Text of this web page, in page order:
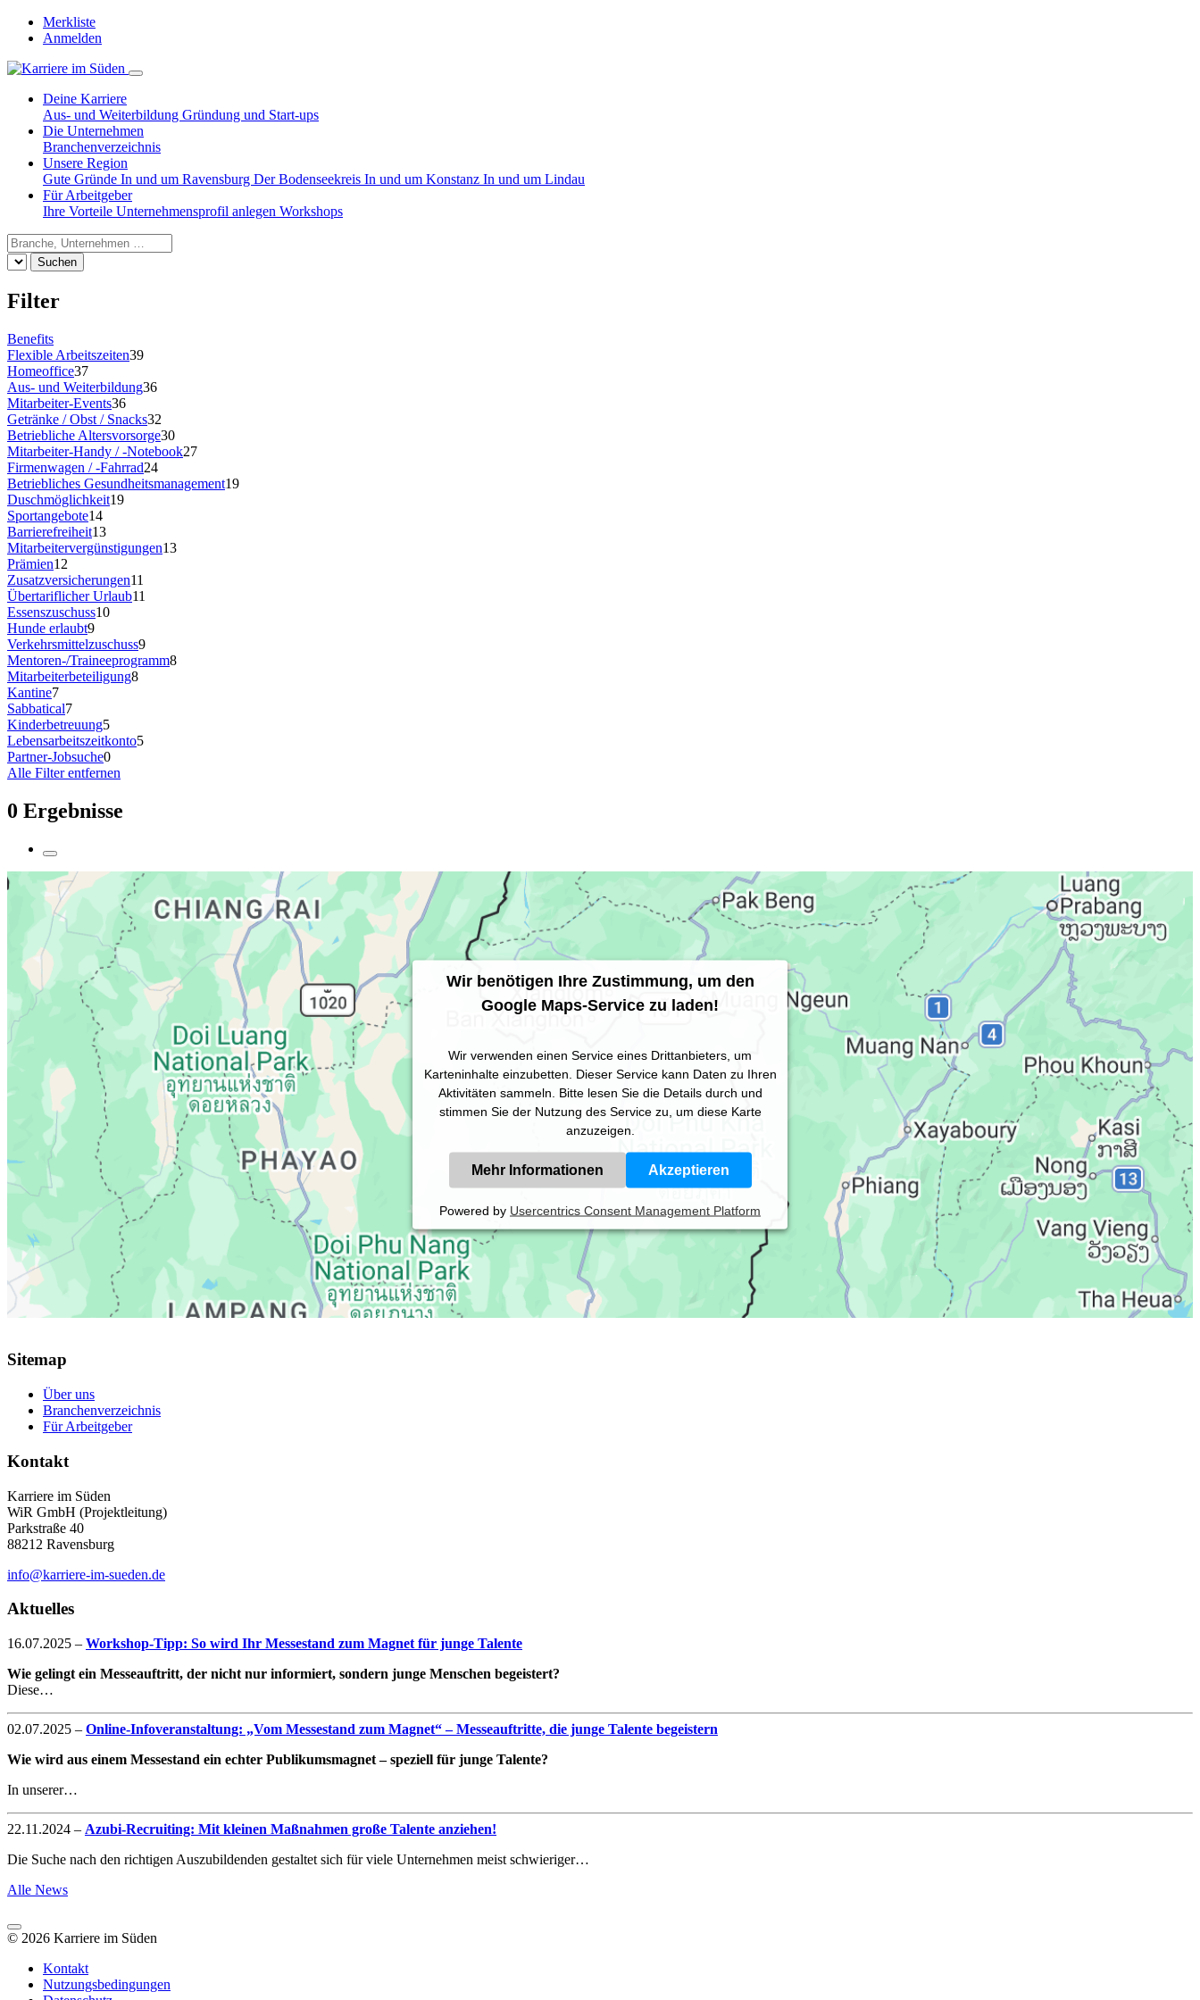
Merkliste
Anmelden
Deine Karriere
Aus- und Weiterbildung Gründung und Start-ups
Die Unternehmen
Branchenverzeichnis
Unsere Region
Gute Gründe In und um Ravensburg Der Bodenseekreis In und um Konstanz In und um Lindau
Für Arbeitgeber
Ihre Vorteile Unternehmensprofil anlegen Workshops
Suchen
Filter
Benefits
Flexible Arbeitszeiten39
Homeoffice37
Aus- und Weiterbildung36
Mitarbeiter-Events36
Getränke / Obst / Snacks32
Betriebliche Altersvorsorge30
Mitarbeiter-Handy / -Notebook27
Firmenwagen / -Fahrrad24
Betriebliches Gesundheitsmanagement19
Duschmöglichkeit19
Sportangebote14
Barrierefreiheit13
Mitarbeitervergünstigungen13
Prämien12
Zusatzversicherungen11
Übertariflicher Urlaub11
Essenszuschuss10
Hunde erlaubt9
Verkehrsmittelzuschuss9
Mentoren-/Traineeprogramm8
Mitarbeiterbeteiligung8
Kantine7
Sabbatical7
Kinderbetreuung5
Lebensarbeitszeitkonto5
Partner-Jobsuche0
Alle Filter entfernen
0 Ergebnisse
Wir benötigen Ihre Zustimmung, um den
Google Maps-Service zu laden!
Wir verwenden einen Service eines Drittanbieters, um
Karteninhalte einzubetten. Dieser Service kann Daten zu Ihren
Aktivitäten sammeln. Bitte lesen Sie die Details durch und
stimmen Sie der Nutzung des Service zu, um diese Karte
anzuzeigen.
Mehr Informationen Akzeptieren
Powered by Usercentrics Consent Management Platform
Sitemap
Über uns
Branchenverzeichnis
Für Arbeitgeber
Kontakt
Karriere im Süden
WiR GmbH (Projektleitung)
Parkstraße 40
88212 Ravensburg
info@karriere-im-sueden.de
Aktuelles
16.07.2025 – Workshop-Tipp: So wird Ihr Messestand zum Magnet für junge Talente
Wie gelingt ein Messeauftritt, der nicht nur informiert, sondern junge Menschen begeistert?
Diese…
02.07.2025 – Online-Infoveranstaltung: „Vom Messestand zum Magnet“ – Messeauftritte, die junge Talente begeistern
Wie wird aus einem Messestand ein echter Publikumsmagnet – speziell für junge Talente?
In unserer…
22.11.2024 – Azubi-Recruiting: Mit kleinen Maßnahmen große Talente anziehen!
Die Suche nach den richtigen Auszubildenden gestaltet sich für viele Unternehmen meist schwieriger…
Alle News
© 2026 Karriere im Süden
Kontakt
Nutzungsbedingungen